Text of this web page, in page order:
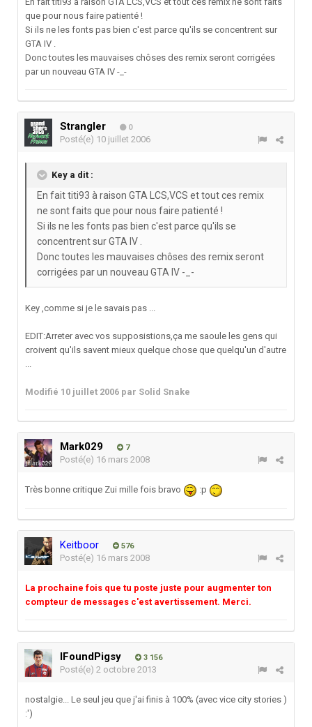
que pour nous faire patienté !
Si ils ne les fonts pas bien c'est parce qu'ils se concentrent sur
GTA IV .
Donc toutes les mauvaises chôses des remix seront corrigées
par un nouveau GTA IV -_-
Strangler 0
Posté(e) 10 juillet 2006
Key a dit :
En fait titi93 à raison GTA LCS,VCS et tout ces remix
ne sont faits que pour nous faire patienté !
Si ils ne les fonts pas bien c'est parce qu'ils se
concentrent sur GTA IV .
Donc toutes les mauvaises chôses des remix seront
corrigées par un nouveau GTA IV -_-
Key ,comme si je le savais pas ...
EDIT:Arreter avec vos supposistions,ça me saoule les gens qui
croivent qu'ils savent mieux quelque chose que quelqu'un d'autre
...
Modifié 10 juillet 2006 par Solid Snake
Mark029 7
Posté(e) 16 mars 2008
Très bonne critique Zui mille fois bravo :p
Keitboor 576
Posté(e) 16 mars 2008
La prochaine fois que tu poste juste pour augmenter ton
compteur de messages c'est avertissement. Merci.
IFoundPigsy 3 156
Posté(e) 2 octobre 2013
nostalgie... Le seul jeu que j'ai finis à 100% (avec vice city stories )
:')